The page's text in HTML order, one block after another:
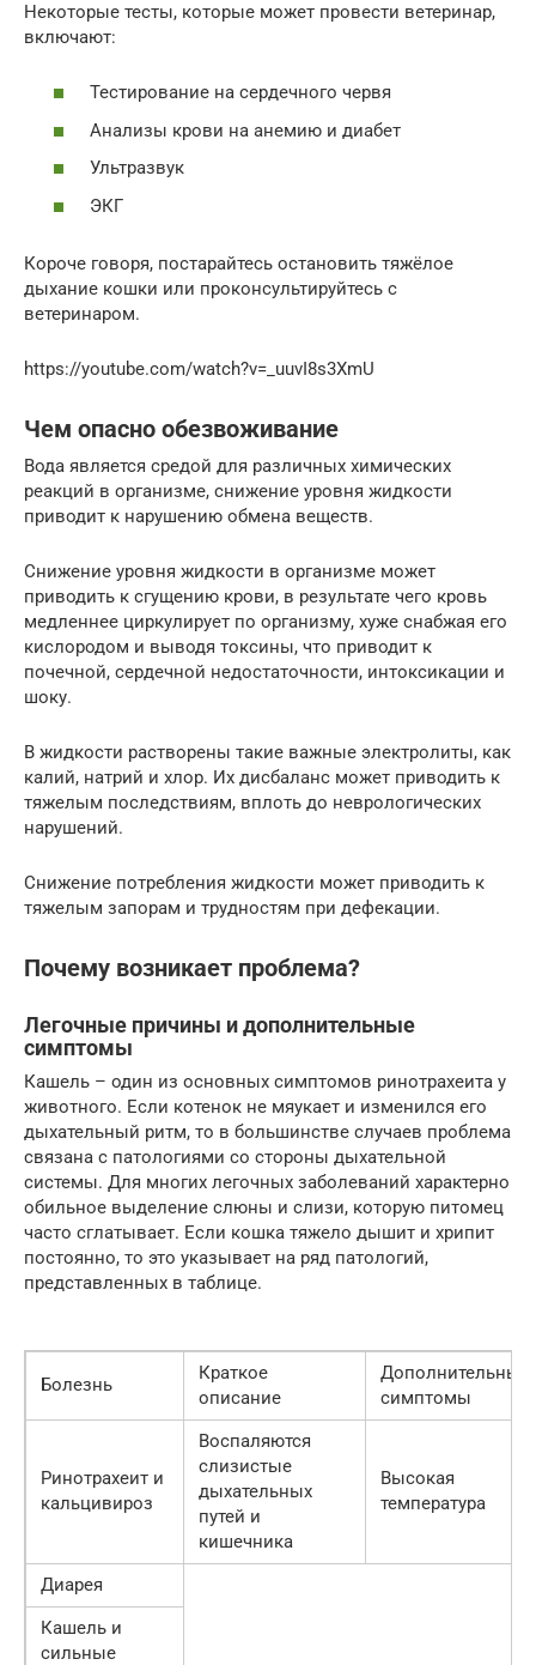
Некоторые тесты, которые может провести ветеринар,
включают:
Тестирование на сердечного червя
Анализы крови на анемию и диабет
Ультразвук
ЭКГ
Короче говоря, постарайтесь остановить тяжёлое
дыхание кошки или проконсультируйтесь с
ветеринаром.
https://youtube.com/watch?v=_uuvI8s3XmU
Чем опасно обезвоживание
Вода является средой для различных химических
реакций в организме, снижение уровня жидкости
приводит к нарушению обмена веществ.
Снижение уровня жидкости в организме может
приводить к сгущению крови, в результате чего кровь
медленнее циркулирует по организму, хуже снабжая его
кислородом и выводя токсины, что приводит к
почечной, сердечной недостаточности, интоксикации и
шоку.
В жидкости растворены такие важные электролиты, как
калий, натрий и хлор. Их дисбаланс может приводить к
тяжелым последствиям, вплоть до неврологических
нарушений.
Снижение потребления жидкости может приводить к
тяжелым запорам и трудностям при дефекации.
Почему возникает проблема?
Легочные причины и дополнительные
симптомы
Кашель – один из основных симптомов ринотрахеита у
животного. Если котенок не мяукает и изменился его
дыхательный ритм, то в большинстве случаев проблема
связана с патологиями со стороны дыхательной
системы. Для многих легочных заболеваний характерно
обильное выделение слюны и слизи, которую питомец
часто сглатывает. Если кошка тяжело дышит и хрипит
постоянно, то это указывает на ряд патологий,
представленных в таблице.
Болезнь
Краткое
описание
Дополнительные
симптомы
Ринотрахеит и
кальцивироз
Воспаляются
слизистые
дыхательных
путей и
кишечника
Высокая
температура
Диарея
Кашель и
сильные